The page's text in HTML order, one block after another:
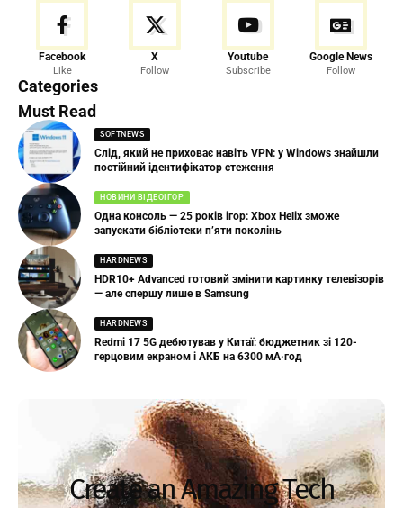
Facebook
Like
X
Follow
Youtube
Subscribe
Google News
Follow
Categories
Must Read
SOFTNEWS
Слід, який не приховає навіть VPN: у Windows знайшли
постійний ідентифікатор стеження
НОВИНИ ВІДЕОІГОР
Одна консоль — 25 років ігор: Xbox Helix зможе
запускати бібліотеки п’яти поколінь
HARDNEWS
HDR10+ Advanced готовий змінити картинку телевізорів
— але спершу лише в Samsung
HARDNEWS
Redmi 17 5G дебютував у Китаї: бюджетник зі 120-
герцовим екраном і АКБ на 6300 мА·год
Create an Amazing Tech